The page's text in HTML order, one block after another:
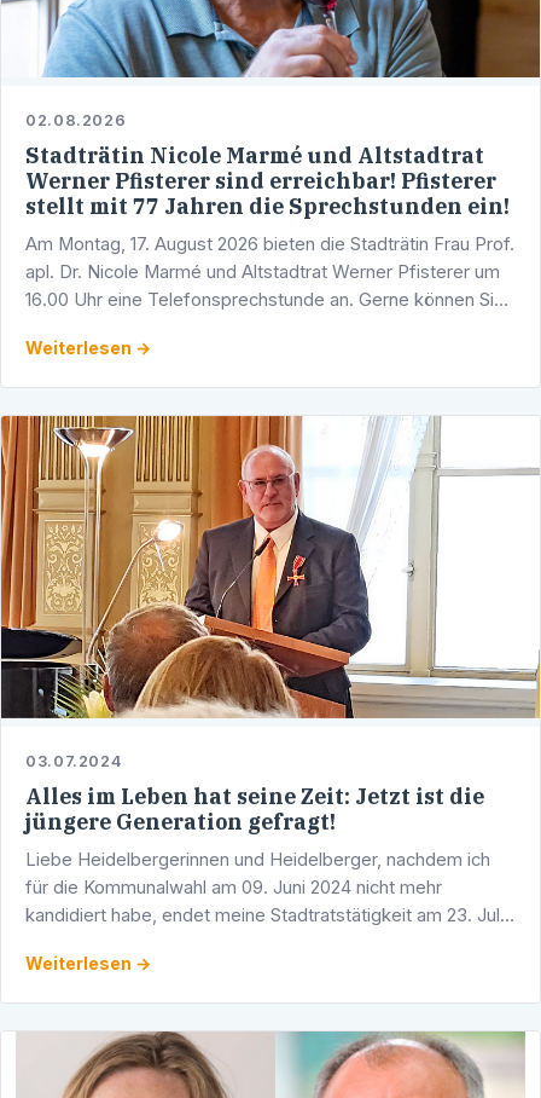
02.08.2026
Stadträtin Nicole Marmé und Altstadtrat
Werner Pfisterer sind erreichbar! Pfisterer
stellt mit 77 Jahren die Sprechstunden ein!
Am Montag, 17. August 2026 bieten die Stadträtin Frau Prof.
apl. Dr. Nicole Marmé und Altstadtrat Werner Pfisterer um
16.00 Uhr eine Telefonsprechstunde an. Gerne können Sie
Weiterlesen →
03.07.2024
Alles im Leben hat seine Zeit: Jetzt ist die
jüngere Generation gefragt!
Liebe Heidelbergerinnen und Heidelberger, nachdem ich
für die Kommunalwahl am 09. Juni 2024 nicht mehr
kandidiert habe, endet meine Stadtratstätigkeit am 23. Juli
Weiterlesen →